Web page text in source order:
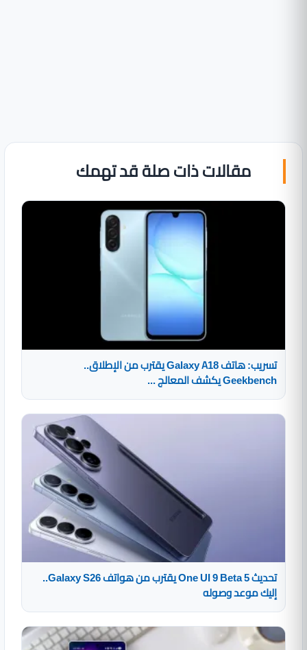
مقالات ذات صلة قد تهمك
تسريب: هاتف Galaxy A18 يقترب من الإطلاق..
Geekbench يكشف المعالج ...
تحديث One UI 9 Beta 5 يقترب من هواتف Galaxy S26..
إليك موعد وصوله